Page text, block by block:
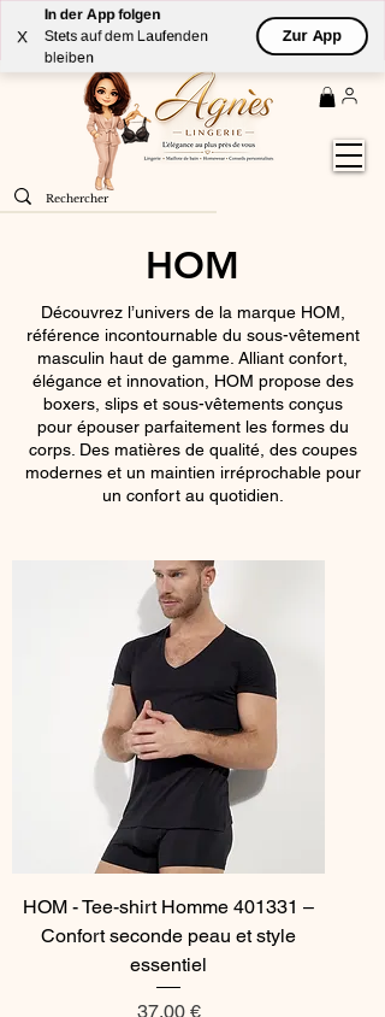
X
In der App folgen
Stets auf dem Laufenden
bleiben
Zur App
LivraisonGRATUITE (à partir de 59€) à domicile par
Colissimo en France métropolitaine
HOM
Découvrez l’univers de la marque HOM,
référence incontournable du sous-vêtement
masculin haut de gamme. Alliant confort,
élégance et innovation, HOM propose des
boxers, slips et sous-vêtements conçus
pour épouser parfaitement les formes du
corps. Des matières de qualité, des coupes
modernes et un maintien irréprochable pour
un confort au quotidien.
HOM - Tee-shirt Homme 401331 –
Confort seconde peau et style
essentiel
Preis
37,00 €